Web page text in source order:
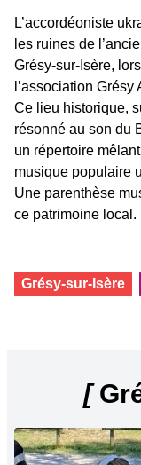
L’accordéoniste
les ruines de
Grésy-sur-Isère,
l’association
Ce lieu historique,
résonné au son du
un répertoire
musique populaire
Une parenthèse
ce patrimoine local.
Grésy-sur-Isère
[